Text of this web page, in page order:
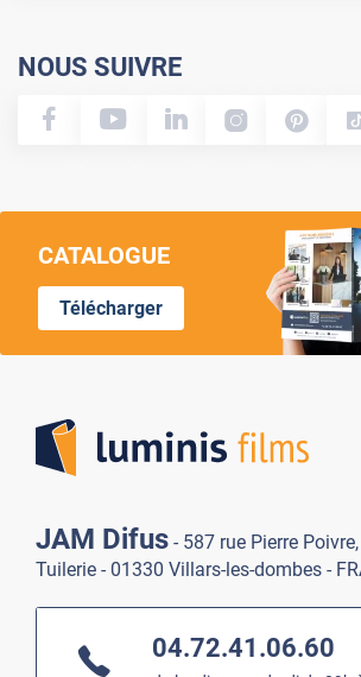
NOUS SUIVRE
CATALOGUE
Télécharger
JAM Difus - 587 rue Pierre
Tuilerie - 01330 Villars-les-dombes -
04.72.41.06.60